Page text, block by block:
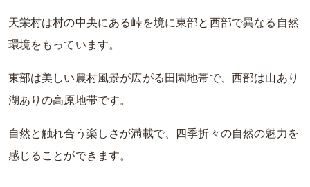
天栄村は村の中央にある峠を境に東部と西部で異なる自然
環境をもっています。
東部は美しい農村風景が広がる田園地帯で、西部は山あり
湖ありの高原地帯です。
自然と触れ合う楽しさが満載で、四季折々の自然の魅力を
感じることができます。